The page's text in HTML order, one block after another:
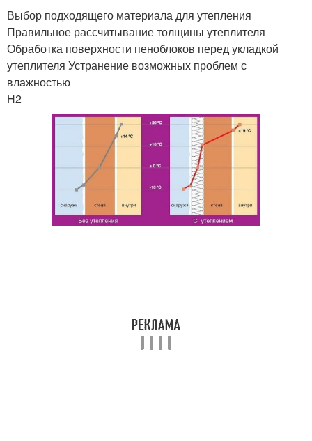
Выбор подходящего материала для утепления
Правильное рассчитывание толщины утеплителя
Обработка поверхности пеноблоков перед укладкой
утеплителя Устранение возможных проблем с
влажностью
H2